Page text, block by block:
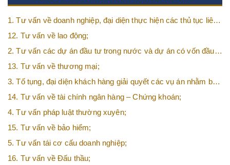
1. Tư vấn về doanh nghiệp, đại diện thực hiện các thủ tục liên
quan tới doanh nghiệp;
12. Tư vấn về lao động;
2. Tư vấn các dự án đầu tư trong nước và dự án có vốn đầu
tư nước ngoài (FDI);
13. Tư vấn về thương mại;
3. Tố tụng, đại diện khách hàng giải quyết các vụ án nhằm bảo
vệ tối đa các quyền và lợi ích của khách hàng;
14. Tư vấn về tài chính ngân hàng – Chứng khoán;
4. Tư vấn pháp luật thường xuyên;
15. Tư vấn về bảo hiểm;
5. Tư vấn tái cơ cấu doanh nghiệp;
16. Tư vấn về Đấu thầu;